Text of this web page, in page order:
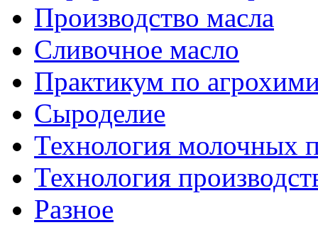
Производство масла
Сливочное масло
Практикум по
Сыроделие
Технология молочных
Технология
Разное